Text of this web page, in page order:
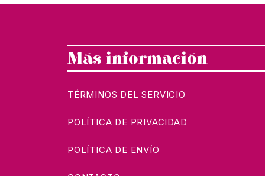
Más información
TÉRMINOS DEL SERVICIO
POLÍTICA DE PRIVACIDAD
POLÍTICA DE ENVÍO